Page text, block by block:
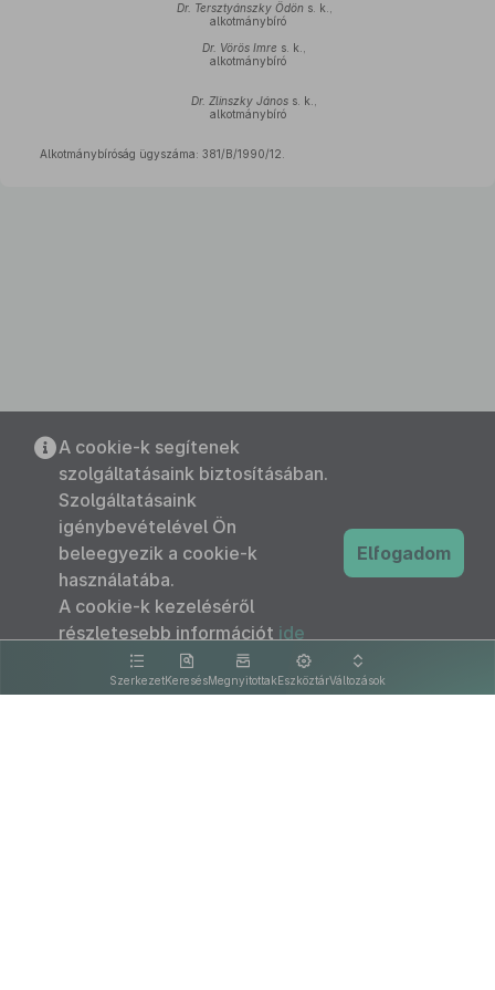
Dr. Tersztyánszky Ödöns. k.,
alkotmánybíró
Dr. Vörös Imre s. k.,
alkotmánybíró
Dr. Zlinszky János s. k.,
alkotmánybíró
Alkotmánybíróság ügyszáma: 381/B/1990/12.
SzerkezetKeresésMegnyitottakEszköztárVáltozások
A cookie-k segítenek
szolgáltatásaink biztosításában.
Szolgáltatásaink
igénybevételével Ön
beleegyezik a cookie-k
használatába.
A cookie-k kezeléséről
részletesebb információt ide
kattintva olvashat.
Elfogadom